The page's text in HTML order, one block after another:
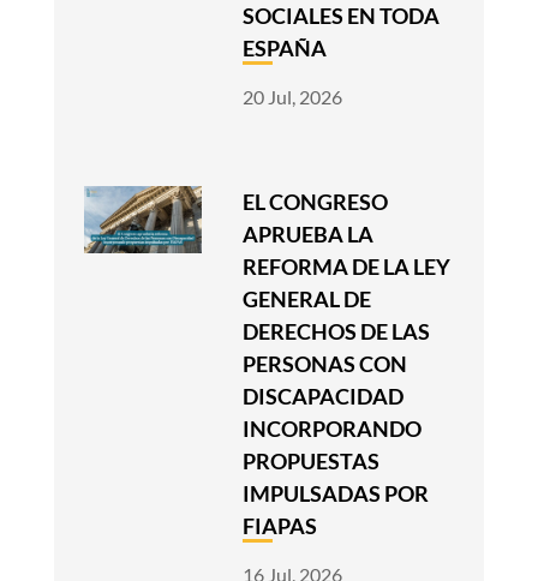
SOCIALES EN TODA
ESPAÑA
20 Jul, 2026
EL CONGRESO
APRUEBA LA
REFORMA DE LA LEY
GENERAL DE
DERECHOS DE LAS
PERSONAS CON
DISCAPACIDAD
INCORPORANDO
PROPUESTAS
IMPULSADAS POR
FIAPAS
16 Jul, 2026